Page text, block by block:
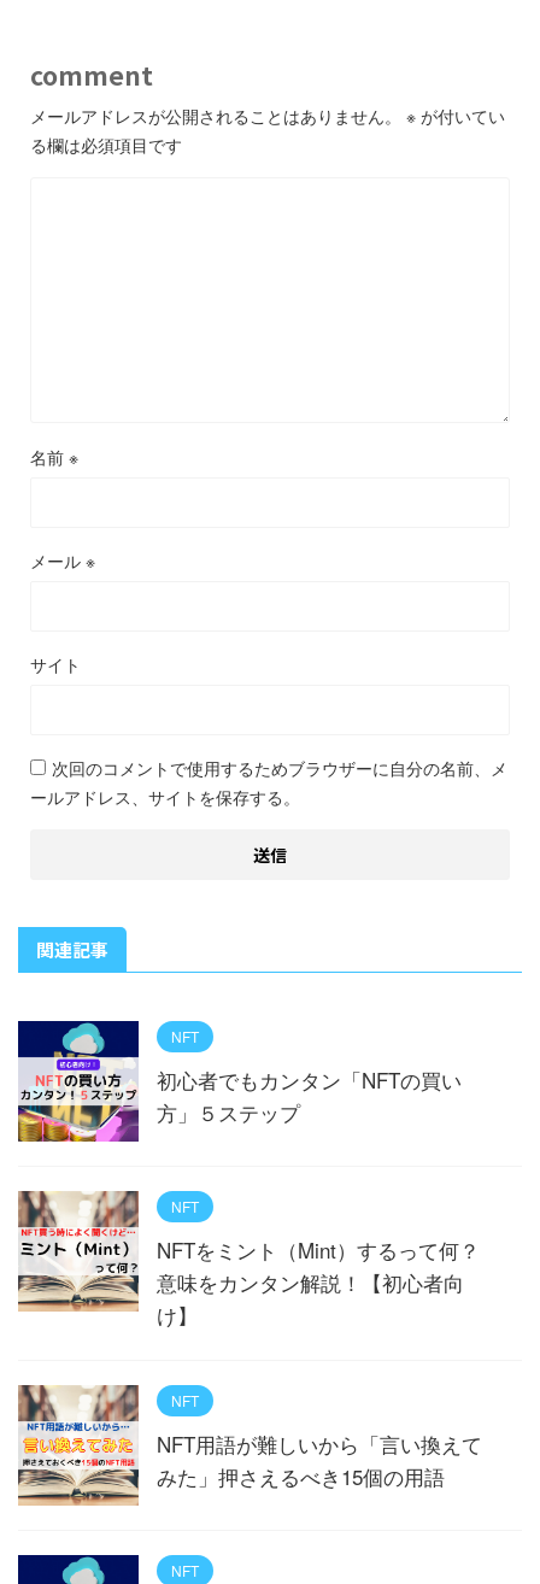
comment
メールアドレスが公開されることはありません。 ※ が付いてい
る欄は必須項目です
名前 ※
メール ※
サイト
次回のコメントで使用するためブラウザーに自分の名前、メ
ールアドレス、サイトを保存する。
関連記事
NFT
初心者でもカンタン「NFTの買い
方」５ステップ
NFT
NFTをミント（Mint）するって何？
意味をカンタン解説！【初心者向
け】
NFT
NFT用語が難しいから「言い換えて
みた」押さえるべき15個の用語
NFT